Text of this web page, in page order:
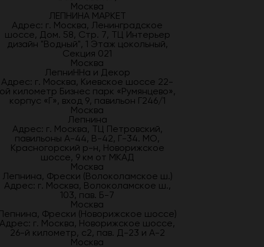
Москва
ЛЕПНИНА МАРКЕТ
Адрес: г. Москва, Ленинградское
шоссе, Дом. 58, Стр. 7, ТЦ Интерьер
дизайн "Водный", 1 Этаж цокольный,
Секция 021
Москва
ЛепниННа и Декор
Адрес: г. Москва, Киевское шоссе 22-
километр Бизнес парк «Румянцево»,
корпус «Г», вход 9, павильон Г246/1
Москва
Лепнина
Адрес: г. Москва, ТЦ Петровский,
павильоны А-44, В-42, Г-34. МО,
Красногорский р-н, Новорижское
шоссе, 9 км от МКАД
Москва
Лепнина, Фрески (Волоколамское ш.)
Адрес: г. Москва, Волоколамское ш.,
103, пав. Б-7
Москва
Фрески (Новорижское шоссе)
Адрес: г. Москва, Новорижское шоссе,
26-й километр, с2, пав. Д-23 и А-2
Москва